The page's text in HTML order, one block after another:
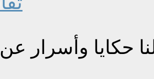
حكايا وأسرار